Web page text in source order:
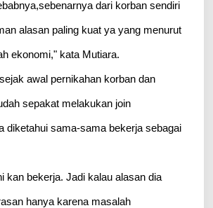
dari korban sendiri
alasan paling kuat ya yang menurut
ekonomi," kata Mutiara.
awal pernikahan korban dan
sepakat melakukan join
diketahui sama-sama bekerja sebagai
kan bekerja. Jadi kalau alasan dia
hanya karena masalah